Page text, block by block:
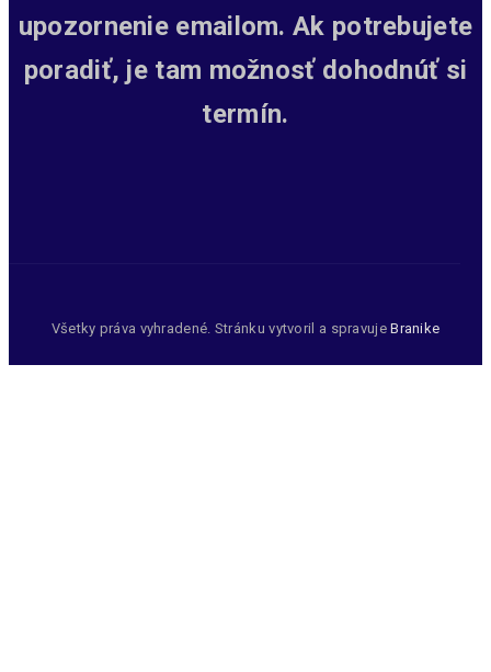
upozornenie emailom. Ak potrebujete
poradiť, je tam možnosť dohodnúť si
termín.
Všetky práva vyhradené. Stránku vytvoril a spravujeBranike